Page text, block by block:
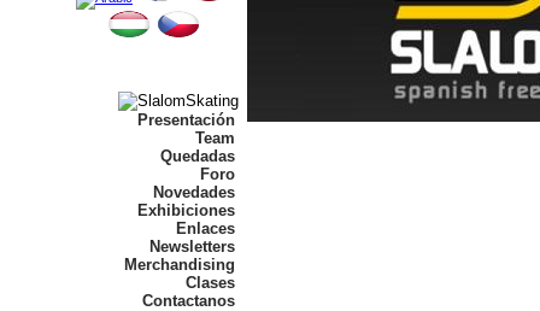
Presentación
Team
Quedadas
Foro
Novedades
Exhibiciones
Enlaces
Newsletters
Merchandising
Clases
Contactanos